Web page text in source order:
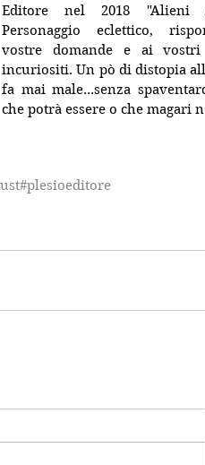
Editore nel 2018 "Alieni
Personaggio eclettico,
vostre domande e ai
incuriositi. Un pò di distopia
fa mai male...senza
che potrà essere o che magari
#plesioeditore